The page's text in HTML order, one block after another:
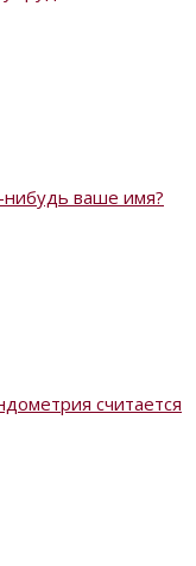
нибудь ваше имя?
считается